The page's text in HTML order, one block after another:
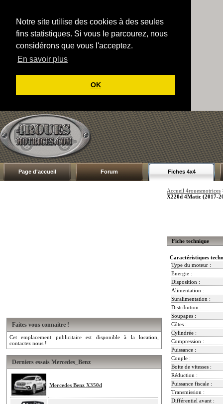
Notre site utilise des cookies à des seules
fins statistiques. Si vous le parcourez, nous
considérons que vous l'acceptez.
En savoir plus
OK
Page d'accueil Forum Fiches 4x4
Faites vous connaitre !
Cet emplacement publicitaire est disponible à la location,
contactez nous !
Derniers essais Mercedes_Benz
Mercedes Benz X350d
Accueil 4rouesmotrices
X220d 4Matic (2017-
Fiche technique
Caractéristiques
Type du moteur :
Energie :
Disposition :
Alimentation :
Suralimentation :
Distribution :
Soupapes :
Côtes :
Cylindrée :
Compression :
Puissance :
Couple :
Boite de vitesses :
Réduction :
Puissance fiscale :
Transmission :
Différentiel avant :